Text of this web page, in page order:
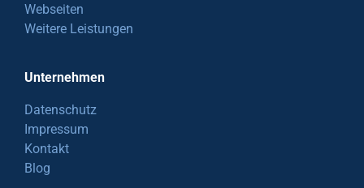
Webseiten
Weitere Leistungen
Unternehmen
Datenschutz
Impressum
Kontakt
Blog